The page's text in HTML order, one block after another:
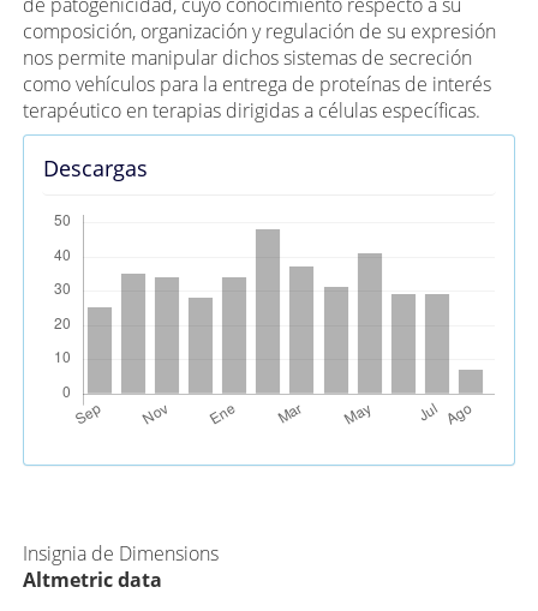
composición, organización y regulación de su expresión
nos permite manipular dichos sistemas de secreción
como vehículos para la entrega de proteínas de interés
terapéutico en terapias dirigidas a células específicas.
Descargas
Insignia de Dimensions
Altmetric data